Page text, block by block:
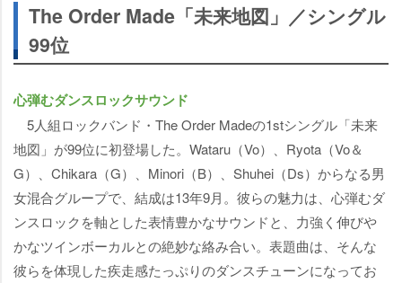
The Order Made「未来地図」／シングル
99位
心弾むダンスロックサウンド
5人組ロックバンド・The Order Madeの1stシングル「未来
地図」が99位に初登場した。Wataru（Vo）、Ryota（Vo＆
G）、Chikara（G）、Minori（B）、Shuhei（Ds）からなる男
女混合グループで、結成は13年9月。彼らの魅力は、心弾むダ
ンスロックを軸とした表情豊かなサウンドと、力強く伸び
かなツインボーカルとの絶妙な絡み合い。表題曲は、そんな
彼らを体現した疾走感たっぷりのダンスチューンになってお